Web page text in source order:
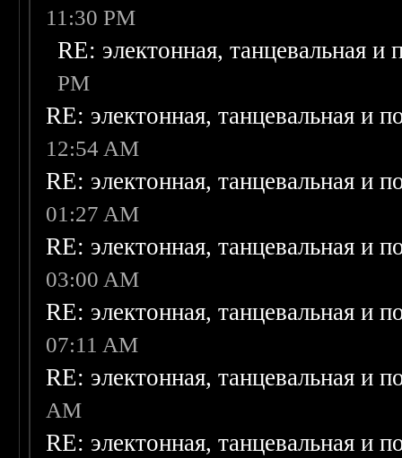
11:30 PM
RE: электонная, танцевальная и
PM
RE: электонная, танцевальная и
12:54 AM
RE: электонная, танцевальная и
01:27 AM
RE: электонная, танцевальная и
03:00 AM
RE: электонная, танцевальная и
07:11 AM
RE: электонная, танцевальная и
AM
RE: электонная, танцевальная и